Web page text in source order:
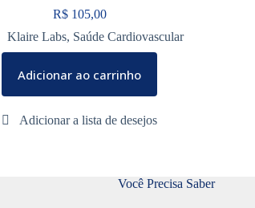
R$105,00
Klaire Labs, Saúde Cardiovascular
Adicionar ao carrinho
Você Precisa Saber